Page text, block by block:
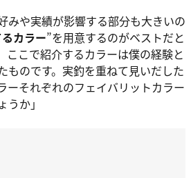
みや実績が影響する部分も大きいの
カラー”を用意するのがベストだと
ここで紹介するカラーは僕の経験と
ものです。実釣を重ねて見いだした
ーそれぞれのフェイバリットカラー
か」